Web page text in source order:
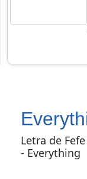
Letra de
- Everything